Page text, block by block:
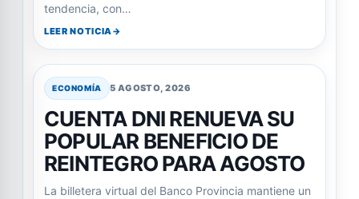
tendencia, con…
LEER NOTICIA
ECONOMÍA 5 AGOSTO, 2026
CUENTA DNI RENUEVA SU
POPULAR BENEFICIO DE
REINTEGRO PARA AGOSTO
La billetera virtual del Banco Provincia mantiene un